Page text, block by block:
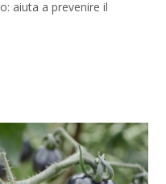
aiuta a prevenire il